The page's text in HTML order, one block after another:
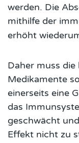
werden. Die
mithilfe der
erhöht
Daher muss die
Medikamente
einerseits eine
das
geschwächt
Effekt nicht zu